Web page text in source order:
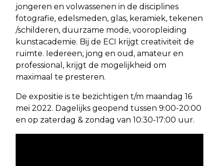
jongeren en volwassenen in de disciplines
fotografie, edelsmeden, glas, keramiek, tekenen
/schilderen, duurzame mode, vooropleiding
kunstacademie. Bij de ECI krijgt creativiteit de
ruimte. Iedereen, jong en oud, amateur en
professional, krijgt de mogelijkheid om
maximaal te presteren.
De expositie is te bezichtigen t/m maandag 16
mei 2022. Dagelijks geopend tussen 9:00-20:00
en op zaterdag & zondag van 10:30-17:00 uur.